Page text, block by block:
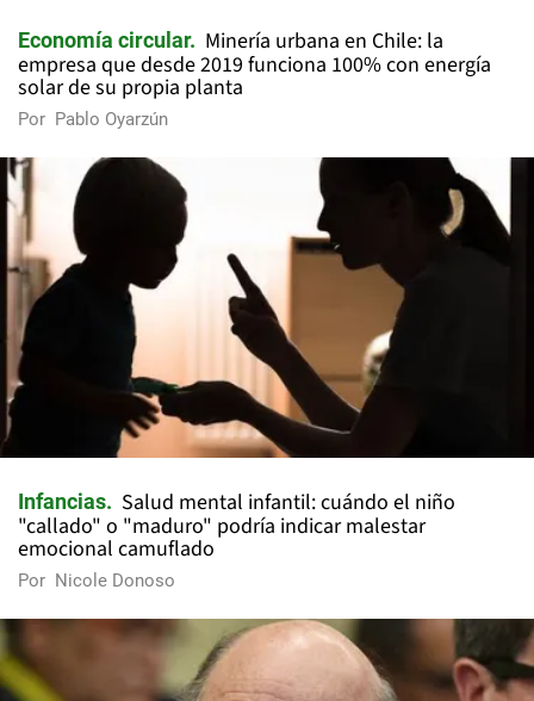
Economía circular
Minería urbana en Chile: la
empresa que desde 2019 funciona 100% con energía
solar de su propia planta
Por Pablo Oyarzún
Infancias
Salud mental infantil: cuándo el niño
"callado" o "maduro" podría indicar malestar
emocional camuflado
Por Nicole Donoso